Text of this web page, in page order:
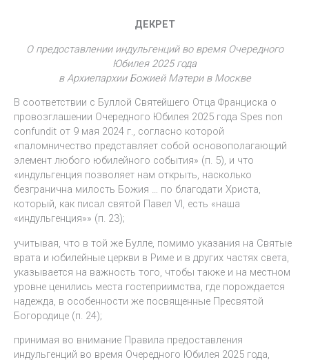
ДЕКРЕТ
О предоставлении индульгенций во время Очередного
Юбилея 2025 года
в Архиепархии Божией Матери в Москве
В соответствии с Буллой Святейшего Отца Франциска о
провозглашении Очередного Юбилея 2025 года Spes non
confundit от 9 мая 2024 г., согласно которой
«паломничество представляет собой основополагающий
элемент любого юбилейного события» (п. 5), и что
«индульгенция позволяет нам открыть, насколько
безгранична милость Божия … по благодати Христа,
который, как писал святой Павел VI, есть «наша
«индульгенция»» (п. 23);
учитывая, что в той же Булле, помимо указания на Святые
врата и юбилейные церкви в Риме и в других частях света,
указывается на важность того, чтобы также и на местном
уровне ценились места гостеприимства, где порождается
надежда, в особенности же посвященные Пресвятой
Богородице (п. 24);
принимая во внимание Правила предоставления
индульгенций во время Очередного Юбилея 2025 года,